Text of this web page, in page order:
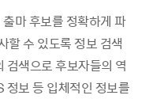
마 후보를 정확하게 파
할 수 있도록 정보 검색
검색으로 후보자들의 역
보 등 입체적인 정보를